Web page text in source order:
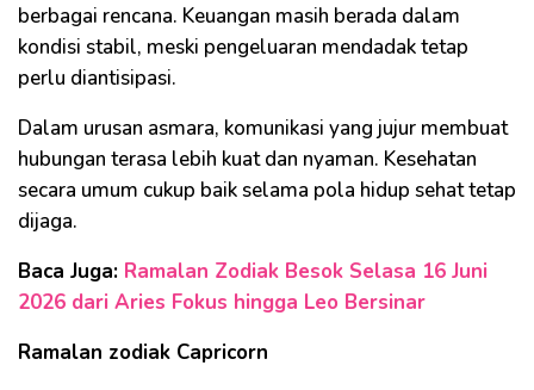
berbagai rencana. Keuangan masih berada dalam
kondisi stabil, meski pengeluaran mendadak tetap
perlu diantisipasi.
Dalam urusan asmara, komunikasi yang jujur membuat
hubungan terasa lebih kuat dan nyaman. Kesehatan
secara umum cukup baik selama pola hidup sehat tetap
dijaga.
Baca Juga: Ramalan Zodiak Besok Selasa 16 Juni
2026 dari Aries Fokus hingga Leo Bersinar
Ramalan zodiak Capricorn